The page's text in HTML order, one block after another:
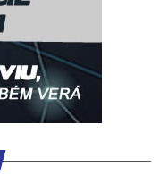
de um pacote de
Supremo e de
também deram
monocráticas